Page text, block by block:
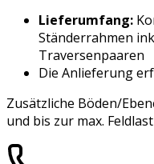
Lieferumfang:
Ständerrahmen
Traversenpaaren
Die Anlieferung
Zusätzliche Böden/
und bis zur max.